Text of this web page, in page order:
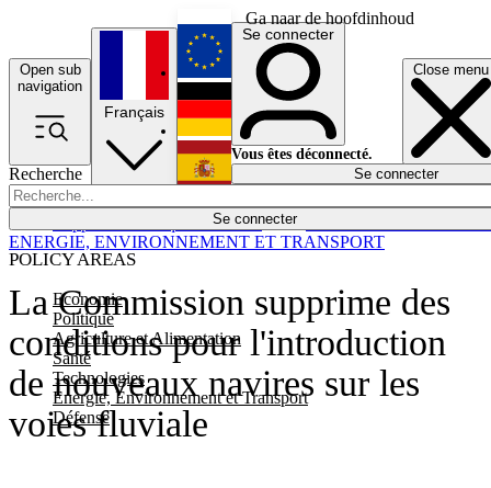
Ga naar de hoofdinhoud
Open sub
navigation
Close menu
Recherche
Se connecter
POLICY AREAS
Economie
Politique
Agriculture et Alimentation
Santé
Technologies
Energie, Environnement et Transport
Défense
Économie
Français
English
Deutsch
Español
Se connecter
Vous êtes déconnecté.
Se connecter
La Commission supprime des
conditions pour l'introduction
de nouveaux navires sur les
voies fluviale
ENERGIE, ENVIRONNEMENT ET TRANSPORT